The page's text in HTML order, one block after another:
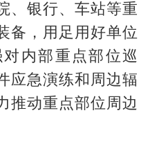
、银行、车站等重
备，用足用好单位
内部重点部位巡
应急演练和周边辐
推动重点部位周边